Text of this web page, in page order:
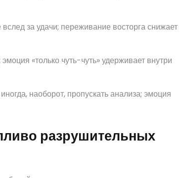
за удачи; переживание восторга снижает
«только чуть-чуть» удерживает внутри
наоборот, пропускать анализа; эмоция
разрушительных